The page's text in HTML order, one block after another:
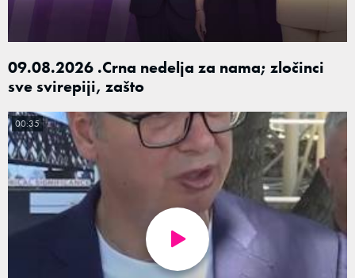
09.08.2026 .Crna nedelja za nama; zločinci
sve svirepiji, zašto
00:35